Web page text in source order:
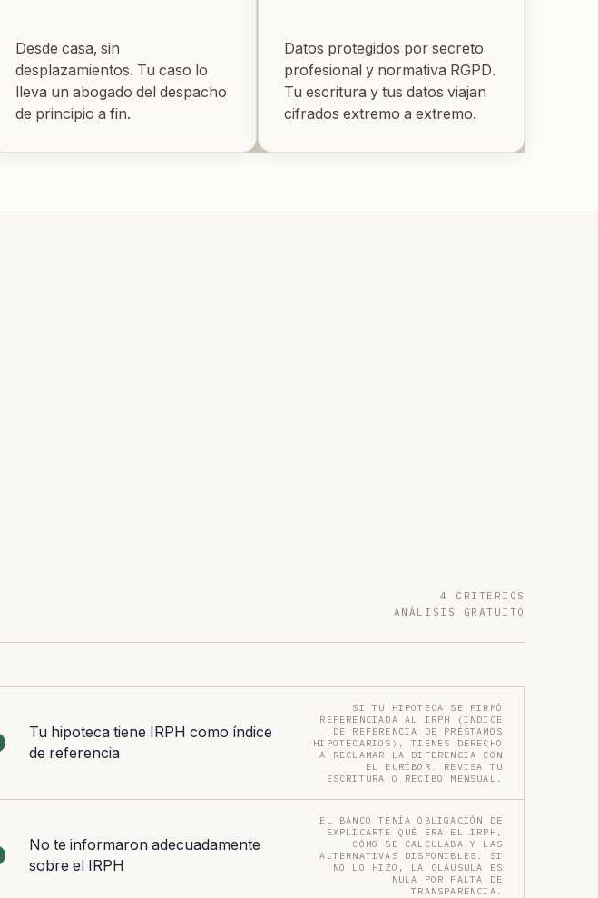
Desde casa, sin
desplazamientos. Tu caso lo
lleva un abogado del despacho
de principio a fin.
Datos protegidos por secreto
profesional y normativa RGPD.
Tu escritura y tus datos viajan
cifrados extremo a extremo.
4 CRITERIOS
ANÁLISIS GRATUITO
Tu hipoteca tiene IRPH como índice
de referencia
SI TU HIPOTECA SE FIRMÓ
REFERENCIADA AL IRPH (ÍNDICE
DE REFERENCIA DE PRÉSTAMOS
HIPOTECARIOS), TIENES DERECHO
A RECLAMAR LA DIFERENCIA CON
EL EURÍBOR. REVISA TU
ESCRITURA O RECIBO MENSUAL.
No te informaron adecuadamente
sobre el IRPH
EL BANCO TENÍA OBLIGACIÓN DE
EXPLICARTE QUÉ ERA EL IRPH,
CÓMO SE CALCULABA Y LAS
ALTERNATIVAS DISPONIBLES. SI
NO LO HIZO, LA CLÁUSULA ES
NULA POR FALTA DE
TRANSPARENCIA.